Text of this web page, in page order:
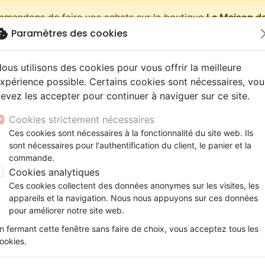
de faire vos achats sur la boutiqueLa Maison
Testaments
Etude biblique
NEG
Darby
Bandes dessinées
Santé
Ethique, société, politique
Couple
Découverte de la foi
Psychologie
Apologétique
ans
Adolescents, jeunes
Latino, Folk
Soul
Rap, Hip-hop
Hardrock, Métal
Pop, Rock
animés
conférences
Films, fiction
Jeux
Épître aux Colossiens (L') - Pdf
L'épître aux Colossiens
Pdf
Auteur :Philippe Favre
RéférenceMB3202-PDF EAN9782826099512
Description Détails du produit
Paramètres des cookies
utilisons des cookies pour vous offrir la meilleure
possible. Certains cookies sont nécessaires,
les accepter pour continuer à naviguer sur ce site.
Cookies strictement nécessaires
Ces cookies sont nécessaires à la fonctionnalité du site web. Ils
sont nécessaires pour l'authentification du client, le panier et la
commande.
Cookies analytiques
Ces cookies collectent des données anonymes sur les visites, les
appareils et la navigation. Nous nous appuyons sur ces données
pour améliorer notre site web.
fermant cette fenêtre sans faire de choix, vous acceptez tous les